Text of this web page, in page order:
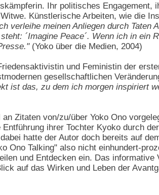
Ihr politisches Engagement,
Künstlerische Arbeiten, wie die
verleihe meinen Anliegen durch Taten
´Imagine Peace´. Wenn ich in ein
(Yoko über die Medien, 2004)
und Feministin der
gesellschaftlichen
ist das, zu dem ich morgen inspiriert
Zitaten von/zu/über Yoko Ono
ihrer Tochter Kyoko durch
hatte der Autor doch bereits auf
Ono Talking" also nicht einhundert-
und Entdecken ein. Das informative
auf das Wirken und Leben der